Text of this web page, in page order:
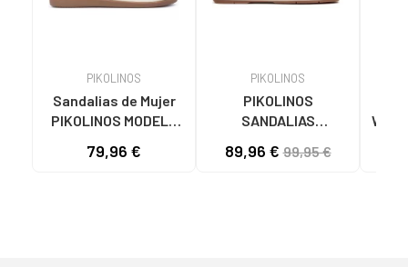
PIKOLINOS
Sandalias de Mujer
PIKOLINOS MODELO
0705C1 BLANCO
79,96 €
PIKOLINOS
PIKOLINOS
SANDALIAS
TRENZADAS
89,96 €99,95 €